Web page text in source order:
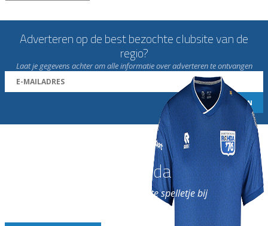
Adverteren op de best bezochte clubsite van de
regio?
Laat je gegevens achter om alle informatie over adverteren te ontvangen
Word nu lid van Rohda
en geniet iedere week van het leukste spelletje bij